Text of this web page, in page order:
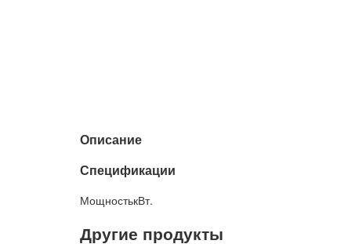
Описание
Спецификации
МощностькВт.
Другие продукты